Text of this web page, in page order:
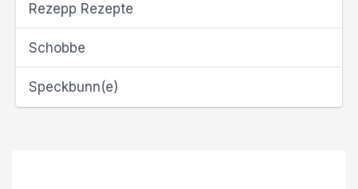
Rezepp Rezepte
Schobbe
Speckbunn(e)